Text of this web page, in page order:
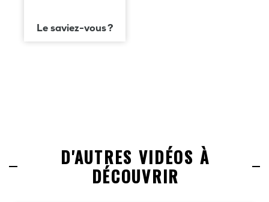
Le saviez-vous ?
D'AUTRES VIDÉOS À
DÉCOUVRIR